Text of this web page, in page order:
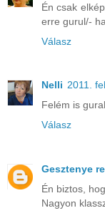
Én csak
erre gurul/-
Válasz
Nelli 2011.
Felém is
Válasz
Gesztenye
Én biztos,
Nagyon